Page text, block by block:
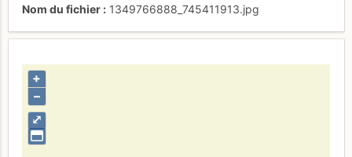
Nom du fichier
1349766888_745411913.jpg
⤢
+
–